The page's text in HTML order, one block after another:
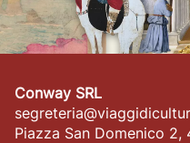
Conway SRL
Piazza San Domenico 2,